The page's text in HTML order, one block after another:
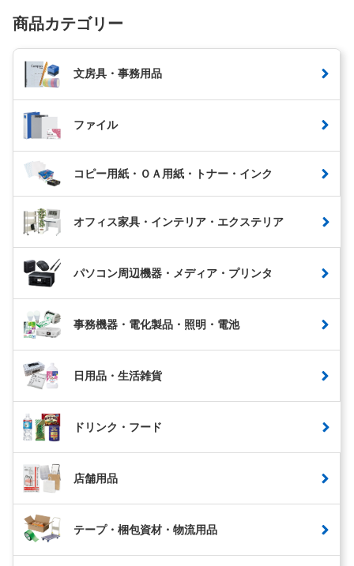
商品カテゴリー
文房具・事務用品
ファイル
コピー用紙・ＯＡ用紙・トナー・インク
オフィス家具・インテリア・エクステリア
パソコン周辺機器・メディア・プリンタ
事務機器・電化製品・照明・電池
日用品・生活雑貨
ドリンク・フード
店舗用品
テープ・梱包資材・物流用品